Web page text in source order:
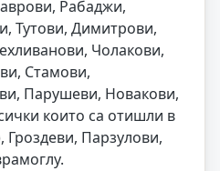
Рабаджи,
Тутови, Димитрови,
Чолакови,
Стамови,
Парушеви, Новакови,
които са отишли в
Гроздеви, Парзулови,